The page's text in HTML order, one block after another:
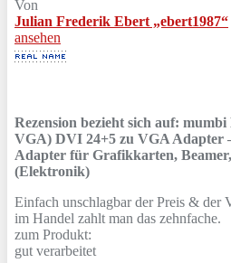
Von
Julian Frederik Ebert „ebert1987“
ansehen
Rezension bezieht sich auf: mumbi
VGA) DVI 24+5 zu VGA Adapter
Adapter für Grafikkarten,
(Elektronik)
Einfach unschlagbar der Preis & der
im Handel zahlt man das zehnfache.
zum Produkt:
gut verarbeitet